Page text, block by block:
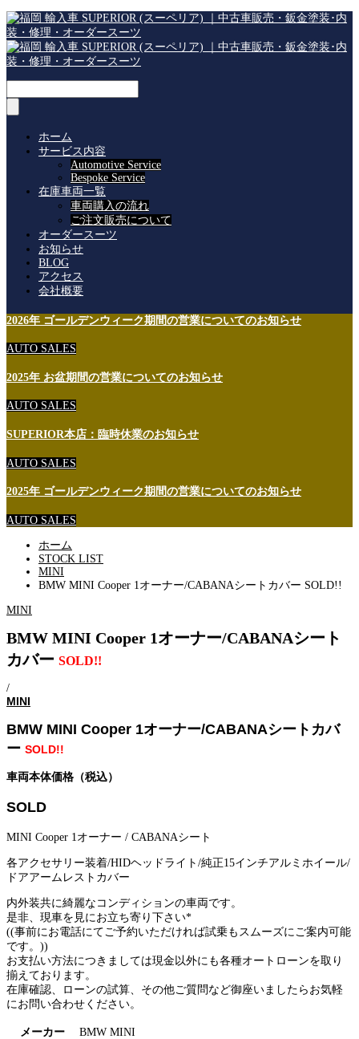
ホーム
サービス内容
Automotive Service
Bespoke Service
在庫車両一覧
車両購入の流れ
ご注文販売について
オーダースーツ
お知らせ
BLOG
アクセス
会社概要
2026年 ゴールデンウィーク期間の営業についてのお知らせ
AUTO SALES
2025年 お盆期間の営業についてのお知らせ
AUTO SALES
SUPERIOR本店：臨時休業のお知らせ
AUTO SALES
2025年 ゴールデンウィーク期間の営業についてのお知らせ
AUTO SALES
ホーム
STOCK LIST
MINI
BMW MINI Cooper 1オーナー/CABANAシートカバー SOLD!!
MINI
BMW MINI Cooper 1オーナー/CABANAシート
カバー SOLD!!
/
MINI
BMW MINI Cooper 1オーナー/CABANAシートカバ
ー SOLD!!
車両本体価格（税込）
SOLD
MINI Cooper 1オーナー / CABANAシート
各アクセサリー装着/HIDヘッドライト/純正15インチアルミホイール/
ドアアームレストカバー
内外装共に綺麗なコンディションの車両です。
是非、現車を見にお立ち寄り下さい*
((事前にお電話にてご予約いただければ試乗もスムーズにご案内可能
です。))
お支払い方法につきましては現金以外にも各種オートローンを取り
揃えております。
在庫確認、ローンの試算、その他ご質問など御座いましたらお気軽
にお問い合わせください。
メーカー
BMW MINI